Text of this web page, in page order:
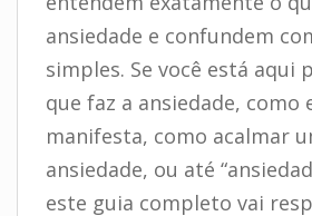
ansiedade e confundem
simples. Se você está aqui
que faz a ansiedade, como
manifesta, como acalmar
ansiedade, ou até
este guia completo vai